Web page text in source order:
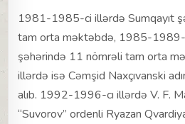
1981-1985-ci illərdə Sumqayıt
tam orta məktəbdə, 1985-1989-
şəhərində 11 nömrəli tam orta
illərdə isə Cəmşid Naxçıvanski
alıb. 1992-1996-cı illərdə V. F.
“Suvorov” ordenli Ryazan